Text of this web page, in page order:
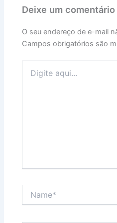
Deixe um comentário
O seu endereço de e-mail
Campos obrigatórios são
aqui...